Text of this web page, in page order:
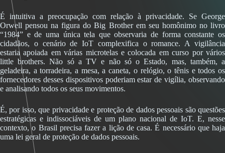
É intuitiva a preocupação com relação à privacidade. Se George
Orwell pensou na figura do Big Brother em seu homônimo no livro
“1984” e de uma única tela que observaria de forma constante os
cidadãos, o cenário de IoT complexifica o romance. A vigilância
estaria apoiada em várias microtelas e colocada em curso por vários
little brothers. Não só a TV e não só o Estado, mas, também, a
geladeira, a torradeira, a mesa, a caneta, o relógio, o tênis e todos os
fornecedores desses dispositivos poderiam estar de vigília, observando
e analisando todos os seus movimentos.
É, por isso, que privacidade e proteção de dados pessoais são questões
estratégicas e indissociáveis de um plano nacional de IoT. E, nesse
contexto, o Brasil precisa fazer a lição de casa. É necessário que haja
uma lei geral de proteção de dados pessoais.